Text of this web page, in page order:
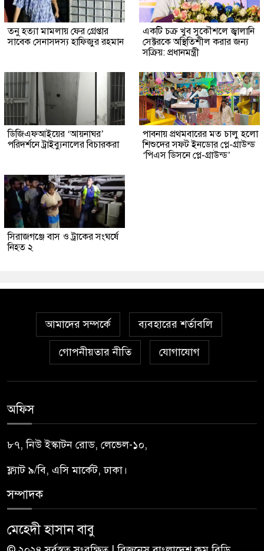
তনু হত্যা মামলায় ফের গ্রেপ্তার
সাবেক সেনাসদস্য হাফিজুর রহমান
একটি চক্র খুব সুকৌশলে জ্বালানি
সেক্টরকে অস্থিতিশীল করার জন্য
সক্রিয়: প্রধানমন্ত্রী
ডিজিএফআইয়ের ‘আয়নাঘর’
পরিদর্শনে ট্রাইব্যুনালের বিচারকরা
পাবনায় প্রথমবারের মত চালু হলো
শিশুদের সফট ইনডোর প্লে-গ্রাউন্ড
‘পিএস ডিসনে প্লে-গ্রাউন্ড’
সিরাজগঞ্জে বাস ও ট্রাকের সংঘর্ষে
নিহত ২
আমাদের সম্পর্কে ব্যবহারের শর্তাবলি
গোপনীয়তার নীতি যোগাযোগ
অফিস
৮৭, নিউ ইস্কাটন রোড, লেভেল-১০,
ফ্ল্যাট ৯/বি, এসি মার্কেট, ঢাকা।
সম্পাদক
মেহেদী হাসান বাবু